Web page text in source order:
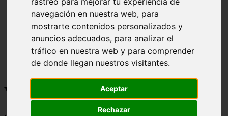
navegación en nuestra web, para
mostrarte contenidos personalizados y
anuncios adecuados, para analizar el
tráfico en nuestra web y para comprender
de donde llegan nuestros visitantes.
Aceptar
Rechazar
destinos
gijon
lanzarote
live
monumentos
naturaleza
san
tenerife
Viajes a la Patagonia